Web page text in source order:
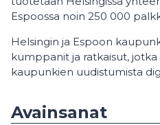
Espoossa noin 250 000
Helsingin ja Espoon
kumppanit ja ratkaisut,
kaupunkien uudistumista
Avainsanat